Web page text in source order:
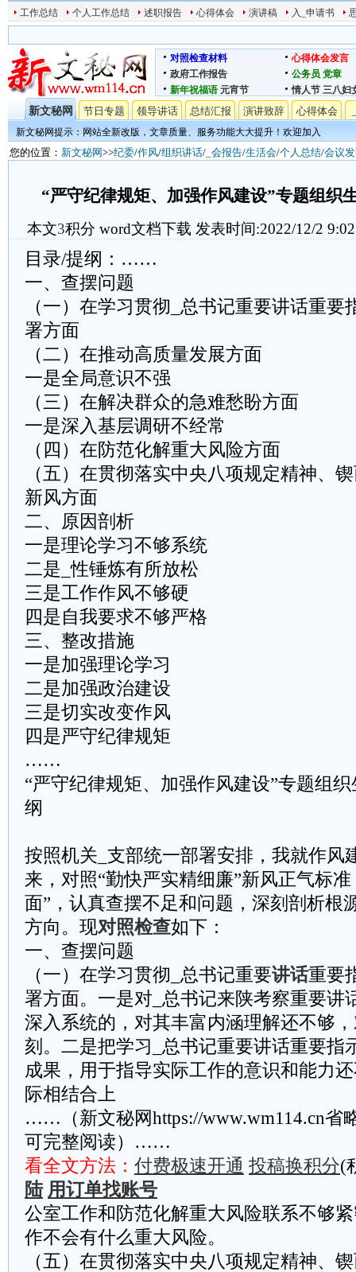
工作总结 个人工作总结 述职报告 心得体会 演讲稿 入_申请书
对照检查材料
心得体会发言
政府工作报告
公务员 党章
新年祝福语 元宵节 情人节 三八妇
新文秘网 节日专题 领导讲话 总结汇报 演讲致辞 心得体会
新文秘网提示：网站全新改版，文章质量、服务功能大大提升！欢迎加入
您的位置： 新文秘网>>纪委/作风/组织讲话/ _会报告/生活会/个人总结/会议
“严守纪律规矩、加强作风建设”专题组织
本文3积分 word文档下载 发表时间:2022/12/2
目录/提纲：……
一、查摆问题
（一）在学习贯彻_总书记重要讲话重要
署方面
（二）在推动高质量发展方面
一是全局意识不强
（三）在解决群众的急难愁盼方面
一是深入基层调研不经常
（四）在防范化解重大风险方面
（五）在贯彻落实中央八项规定精神、
新风方面
二、原因剖析
一是理论学习不够系统
二是_性锤炼有所放松
三是工作作风不够硬
四是自我要求不够严格
三、整改措施
一是加强理论学习
二是加强政治建设
三是切实改变作风
四是严守纪律规矩
……
“严守纪律规矩、加强作风建设”专题组
纲
按照机关_支部统一部署安排，我就作风
来，对照“勤快严实精细廉”新风正气标
面”，认真查摆不足和问题，深刻剖析根
方向。现对照检查如下：
一、查摆问题
（一）在学习贯彻_总书记重要讲话重要
署方面。一是对_总书记来陕考察重要讲
深入系统的，对其丰富内涵理解还不够
刻。二是把学习_总书记重要讲话重要指
成果，用于指导实际工作的意识和能力
际相结合上
……（新文秘网https://www.wm114.cn省
可完整阅读）……
看全文方法： 付费极速开通 投稿换积分(
陆 用订单找账号
公室工作和防范化解重大风险联系不够
作不会有什么重大风险。
（五）在贯彻落实中央八项规定精神、